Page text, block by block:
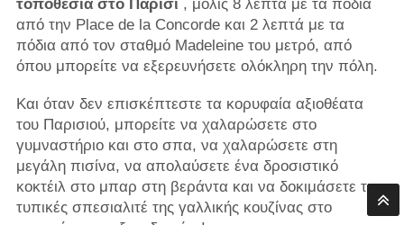
τοποθεσία στο Παρίσι , μόλις 8 λεπτά με τα πόδια
από την Place de la Concorde και 2 λεπτά με τα
πόδια από τον σταθμό Madeleine του μετρό, από
όπου μπορείτε να εξερευνήσετε ολόκληρη την πόλη.
Και όταν δεν επισκέπτεστε τα κορυφαία αξιοθέατα
του Παρισιού, μπορείτε να χαλαρώσετε στο
γυμναστήριο και στο σπα, να χαλαρώσετε στη
μεγάλη πισίνα, να απολαύσετε ένα δροσιστικό
κοκτέιλ στο μπαρ στη βεράντα και να δοκιμάσετε τις
τυπικές σπεσιαλιτέ της γαλλικής κουζίνας στο